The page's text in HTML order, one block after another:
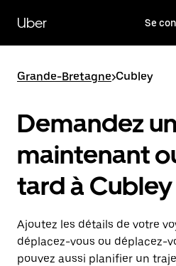
contenu
principal
Uber Se
Grande-Bretagne>Cubley
Demandez
maintenant
tard à Cubley
Ajoutez les détails de votre
déplacez-vous ou déplacez-
pouvez aussi planifier un